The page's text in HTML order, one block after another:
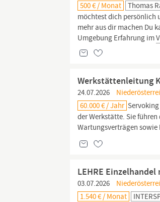
500 € / Monat
Thomas
möchtest dich persönlich
mehr aus dir machen Du
Umgebung Erfahrung im
Werkstättenleitung
24.07.2026
60.000 € / Jahr
der Werkstätte. Sie
Wartungsverträgen
LEHRE
03.07.2026
1.540 € / Monat